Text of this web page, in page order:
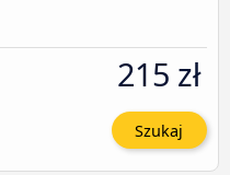
215 zł
Szukaj